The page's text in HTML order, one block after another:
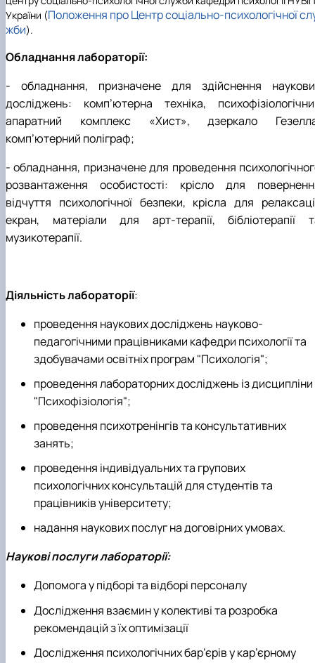
України (Положення про Центр соціально-психологічної
жби).
Обладнання лабораторії:
-
обладнання, призначене для здійснення
досліджень: комп’ютерна техніка,
апаратний комплекс «Хист», дзеркало
комп’ютерний поліграф;
- обладнання, призначене для проведення
розвантаження особистості: крісло для
відчуття психологічної безпеки, крісла для
екран, матеріали для арт-терапії, бібліотерапії
музикотерапії.
Діяльність лабораторії:
проведення наукових досліджень науково-
педагогічними працівниками кафедри психології та
здобувачами освітніх програм "Психологія";
проведення лабораторних досліджень із дисципліни
"Психофізіологія";
проведення психотренінгів та консультативних
занять;
проведення індивідуальних та групових
психологічних консультацій для студентів та
працівників університету;
надання наукових послуг на договірних умовах.
Наукові послуги лабораторії:
Допомога у підборі та відборі персоналу
Дослідження взаємин у колективі та розробка
рекомендацій з їх оптимізації
Дослідження психологічних бар’єрів у кар’єрному